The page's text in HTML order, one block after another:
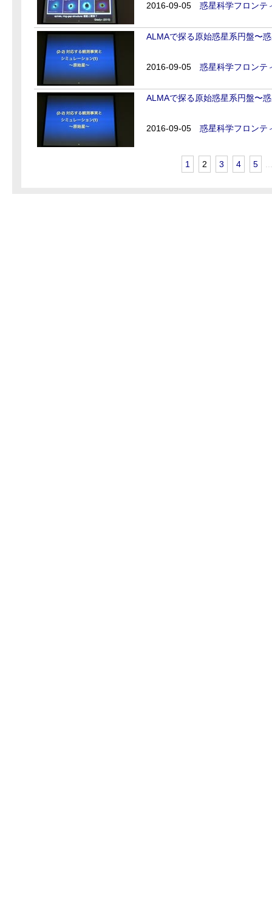
2016-09-05 惑星科学フロンテ
ALMAで探る原始惑星系円盤〜
2016-09-05 惑星科学フロンテ
ALMAで探る原始惑星系円盤〜
2016-09-05 惑星科学フロンテ
1 2 3 4 5